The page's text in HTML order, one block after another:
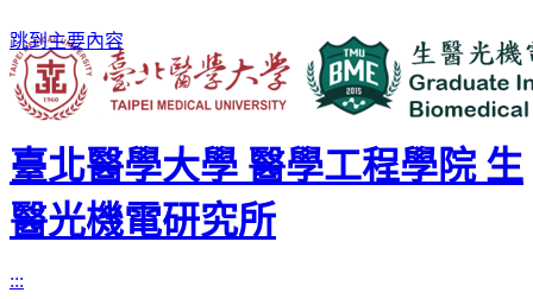
跳到主要內容
臺北醫學大學 醫學工程學院 生
醫光機電研究所
:::